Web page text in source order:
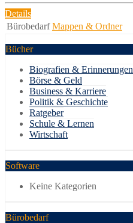
Details
Bürobedarf Mappen & Ordner
Bücher
Biografien & Erinnerungen
Börse & Geld
Business & Karriere
Politik & Geschichte
Ratgeber
Schule & Lernen
Wirtschaft
Software
Keine Kategorien
Bürobedarf